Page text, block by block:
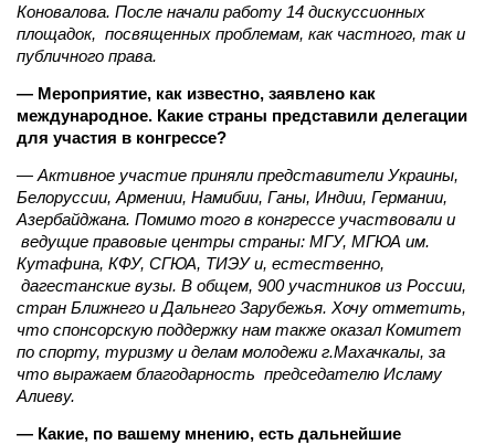
Коновалова. После начали работу 14 дискуссионных
площадок, посвященных проблемам, как частного, так и
публичного права.
— Мероприятие, как известно, заявлено как
международное. Какие страны представили делегации
для участия в конгрессе?
— Активное участие приняли представители Украины,
Белоруссии, Армении, Намибии, Ганы, Индии, Германии,
Азербайджана. Помимо того в конгрессе участвовали и
ведущие правовые центры страны: МГУ, МГЮА им.
Кутафина, КФУ, СГЮА, ТИЭУ и, естественно,
дагестанские вузы. В общем, 900 участников из России,
стран Ближнего и Дальнего Зарубежья. Хочу отметить,
что спонсорскую поддержку нам также оказал Комитет
по спорту, туризму и делам молодежи г.Махачкалы, за
что выражаем благодарность председателю Исламу
Алиеву.
— Какие, по вашему мнению, есть дальнейшие